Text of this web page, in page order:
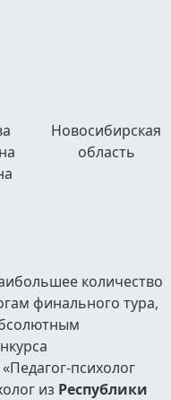
Новосибирская
область
количество
финального тура,
психолог
из Республики